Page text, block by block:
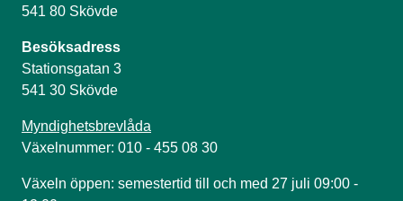
541 80 Skövde
Besöksadress
Stationsgatan 3
541 30 Skövde
Myndighetsbrevlåda
Växelnummer: 010 - 455 08 30
Växeln öppen: semestertid till och med 27 juli 09:00 -